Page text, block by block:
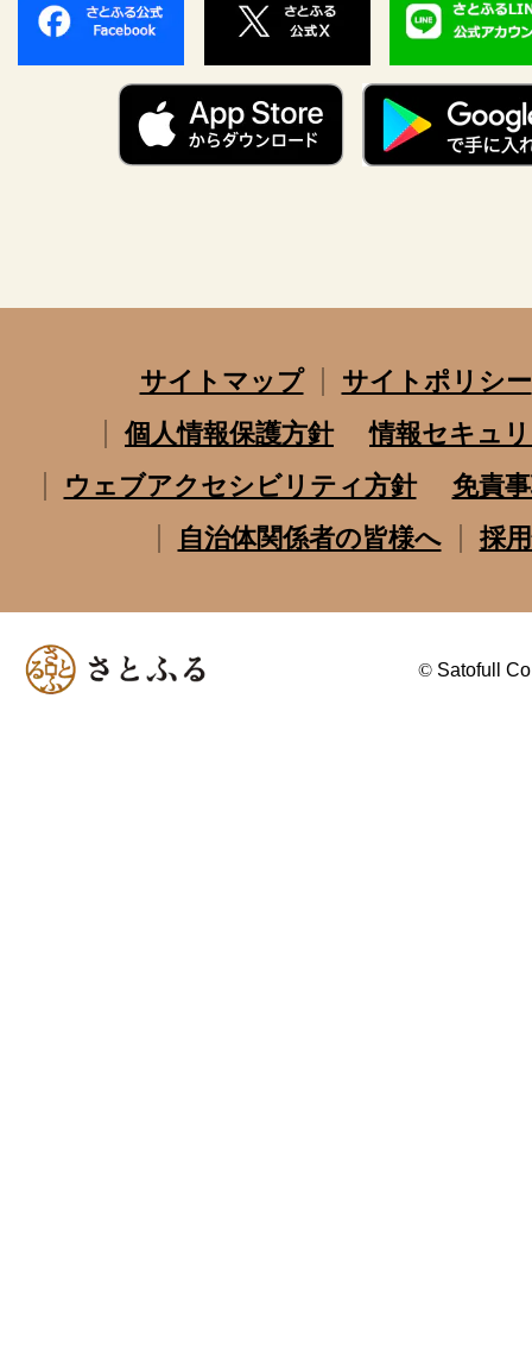
サイトマップ
サイトポリシー
個人情報保護方針
情報セキュ
ウェブアクセシビリティ方針
免責
自治体関係者の皆様へ
採
© Satofull